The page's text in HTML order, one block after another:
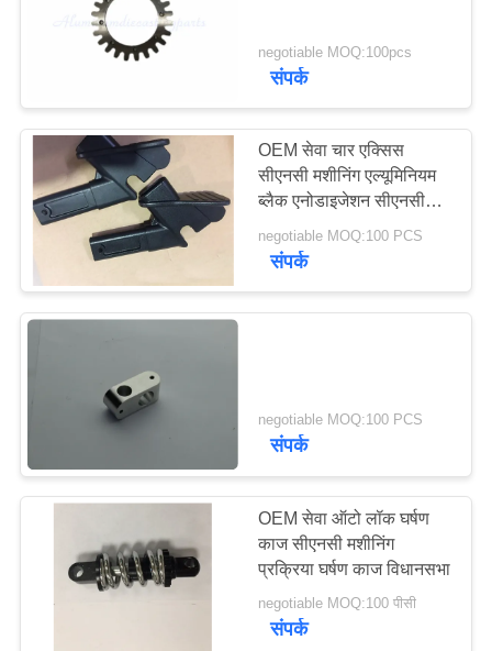
negotiable MOQ:100pcs
संपर्क
OEM सेवा चार एक्सिस
सीएनसी मशीनिंग एल्यूमिनियम
ब्लैक एनोडाइजेशन सीएनसी
मशीन पार्ट
negotiable MOQ:100 PCS
संपर्क
negotiable MOQ:100 PCS
संपर्क
OEM सेवा ऑटो लॉक घर्षण
काज सीएनसी मशीनिंग
प्रक्रिया घर्षण काज विधानसभा
negotiable MOQ:100 पीसी
संपर्क